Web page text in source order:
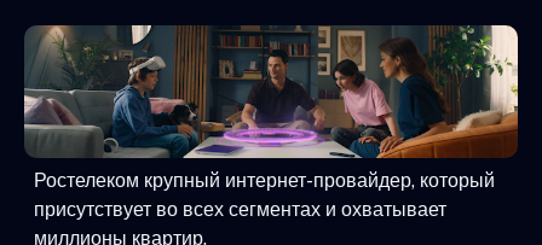
Ростелеком крупный интернет-провайдер, который
присутствует во всех сегментах и охватывает
миллионы квартир.